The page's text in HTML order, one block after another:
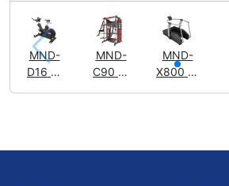
MND-
D16 磁
MND-
C90 多
MND-
X800 冲